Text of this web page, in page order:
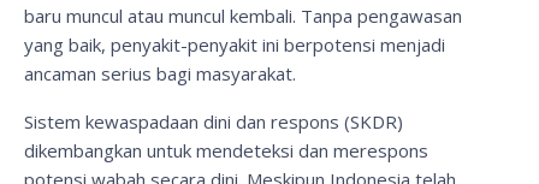
baru muncul atau muncul kembali. Tanpa pengawasan
yang baik, penyakit-penyakit ini berpotensi menjadi
ancaman serius bagi masyarakat.
Sistem kewaspadaan dini dan respons (SKDR)
dikembangkan untuk mendeteksi dan merespons
potensi wabah secara dini. Meskipun Indonesia telah